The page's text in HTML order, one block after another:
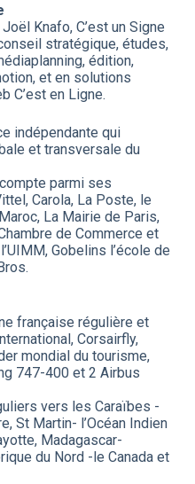
Knafo, C’est un Signe
stratégique, études,
édition,
et en solutions
C’est en Ligne.
indépendante qui
et transversale du
compte parmi ses
Carola, La Poste, le
La Mairie de Paris,
de Commerce et
Gobelins l’école de
française régulière et
Corsairfly,
mondial du tourisme,
747-400 et 2 Airbus
vers les Caraïbes -
St Martin- l’Océan Indien
Madagascar-
du Nord -le Canada et